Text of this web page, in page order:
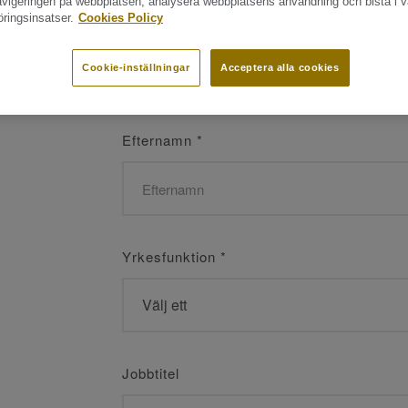
Namn
Efternamn *
Yrkesfunktion *
Jobbtitel
Cookies Policy
Acceptera alla cookies
Cookie-inställningar